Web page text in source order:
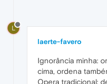
L
laerte-favero
Ignorância minha:
cima, ordena
Opera tradicional: